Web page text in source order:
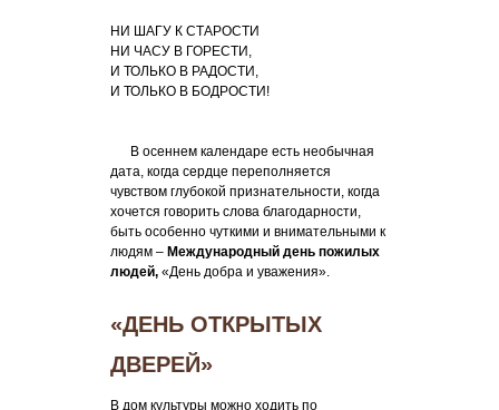
НИ ШАГУ К СТАРОСТИ
НИ ЧАСУ В ГОРЕСТИ,
И ТОЛЬКО В РАДОСТИ,
И ТОЛЬКО В БОДРОСТИ!
В осеннем календаре есть необычная
дата, когда сердце переполняется
чувством глубокой признательности, когда
хочется говорить слова благодарности,
быть особенно чуткими и внимательными к
людям – Международный день пожилых
людей, «День добра и уважения».
«ДЕНЬ ОТКРЫТЫХ
ДВЕРЕЙ»
В дом культуры можно ходить по